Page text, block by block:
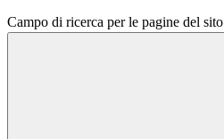
Campo di ricerca per le pagine del sito